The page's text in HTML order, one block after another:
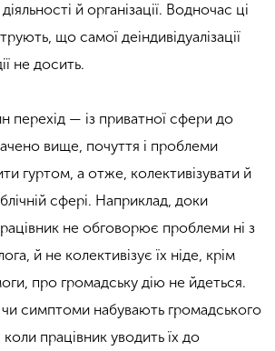
й організації. Водночас ці
що самої деіндивідуалізації
не досить.
перехід — із приватної сфери до
вище, почуття і проблеми
гуртом, а отже, колективізувати й
сфері. Наприклад, доки
не обговорює проблеми ні з
й не колективізує їх ніде, крім
про громадську дію не йдеться.
чи симптоми набувають громадського
працівник уводить їх до